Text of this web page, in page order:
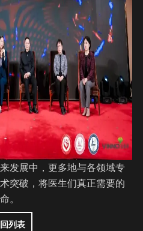
发展中，更多地与各领域专
突破，将医生们真正需要的
。
列表